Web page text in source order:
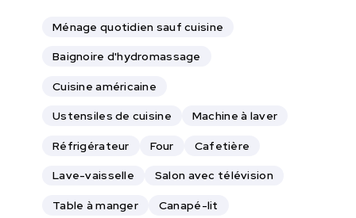
Ménage quotidien sauf cuisine
Baignoire d'hydromassage
Cuisine américaine
Ustensiles de cuisine Machine à laver
Réfrigérateur Four Cafetière
Lave-vaisselle Salon avec télévision
Table à manger Canapé-lit